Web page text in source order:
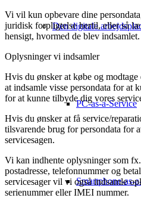
Den digitale
PC-as-a-Service
Smartphone-as-
Vi vil kun opbevare dine
juridisk forpligtelse hertil, eller så
hensigt, hvormed de blev indsamlet.
Oplysninger vi indsamler
Hvis du ønsker at købe og
at indsamle visse persondata for at
for at kunne tilbyde dig vores
Hvis du ønsker at få service/
tilsvarende brug for persondata for
servicesagen.
Vi kan indhente oplysninger som
postadresse, telefonnummer og
servicesager vil vi også indsamle
serienummer eller IMEI nummer.